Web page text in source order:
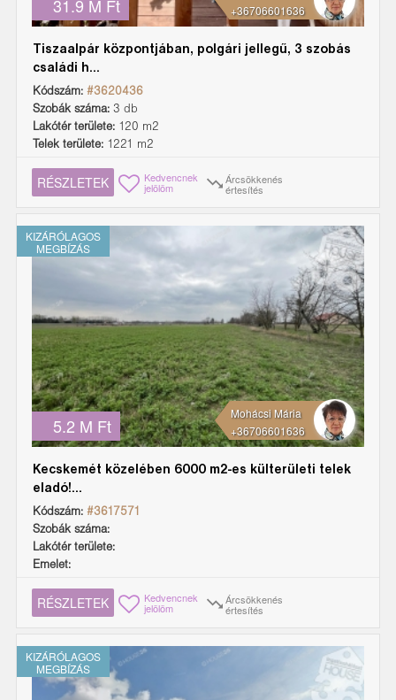
31.9 M Ft +36706601636
Tiszaalpár központjában, polgári jellegű, 3 szobás
családi h...
Kódszám: #3620436
Szobák száma: 3 db
Lakótér területe: 120 m2
Telek területe: 1221 m2
RÉSZLETEK Kedvencnek
jelölöm
Árcsökkenés
értesítés
5.2 M Ft
Mohácsi Mária
+36706601636
KIZÁRÓLAGOS
MEGBÍZÁS
Kecskemét közelében 6000 m2-es külterületi telek
eladó!...
Kódszám: #3617571
Szobák száma:
Lakótér területe:
Emelet:
RÉSZLETEK Kedvencnek
jelölöm
Árcsökkenés
értesítés
KIZÁRÓLAGOS
MEGBÍZÁS